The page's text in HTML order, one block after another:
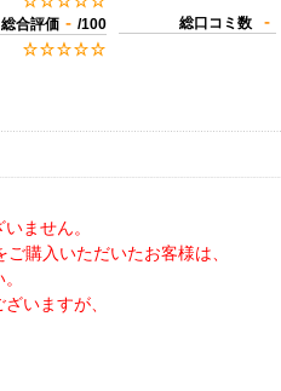
総合評価 - /100 総口コミ数 -
ません。
購入いただいたお客様は、
いますが、